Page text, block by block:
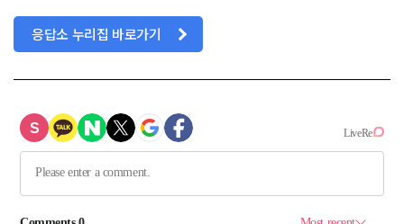
응답소 누리집 바로가기